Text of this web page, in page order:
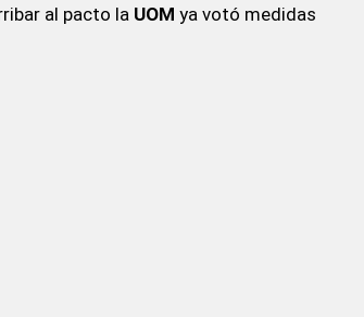
al pacto la UOM ya votó medidas